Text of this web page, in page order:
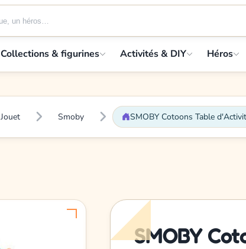
Collections & figurines Activités & DIY Héros
Jouet Smoby SMOBY Cotoons Table
SMOBY